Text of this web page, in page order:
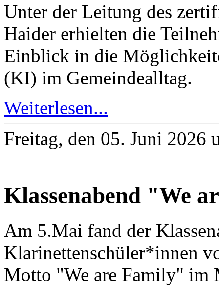
Unter der Leitung des
Haider erhielten die
Einblick in die
(KI) im Gemeindealltag.
Weiterlesen...
Freitag, den 05. Juni 2026
Klassenabend "We
Am 5.Mai fand der
Klarinettenschüler*innen
Motto "We are Family" im